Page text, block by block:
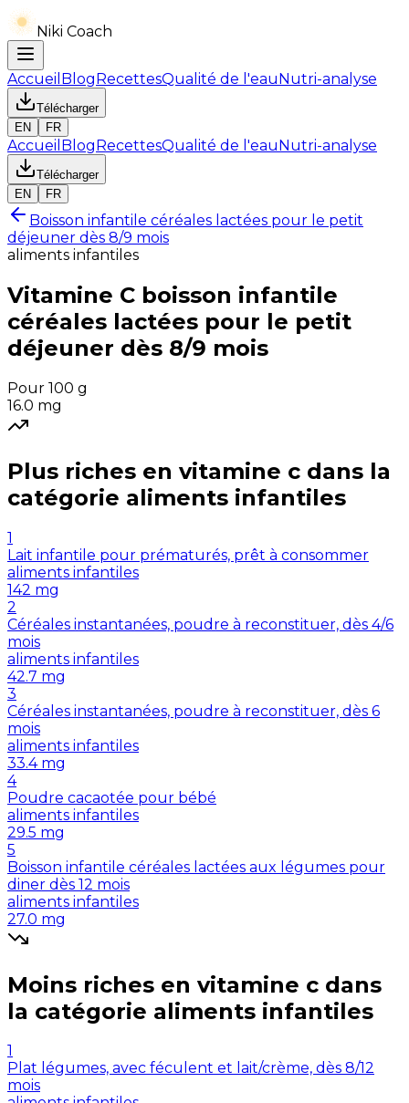
Niki Coach
Accueil BlogRecettesQualité de l'eauNutri-analyse
Télécharger
EN
FR
Accueil BlogRecettesQualité de l'eauNutri-analyse
Télécharger
EN
FR
Boisson infantile céréales lactées pour le petit
déjeuner dès 8/9 mois
aliments infantiles
Vitamine C boisson infantile
céréales lactées pour le petit
déjeuner dès 8/9 mois
Pour 100 g
16.0 mg
Plus riches en vitamine c dans la
catégorie aliments infantiles
1
Lait infantile pour prématurés, prêt à consommer
aliments infantiles
142 mg
2
Céréales instantanées, poudre à reconstituer, dès 4/6
mois
aliments infantiles
42.7 mg
3
Céréales instantanées, poudre à reconstituer, dès 6
mois
aliments infantiles
33.4 mg
4
Poudre cacaotée pour bébé
aliments infantiles
29.5 mg
5
Boisson infantile céréales lactées aux légumes pour
diner dès 12 mois
aliments infantiles
27.0 mg
Moins riches en vitamine c dans
la catégorie aliments infantiles
1
Plat légumes, avec féculent et lait/crème, dès 8/12
mois